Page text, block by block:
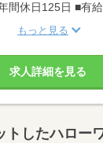
間休日125日 ■有
もっと見る
求人詳細を見る
トしたハロー